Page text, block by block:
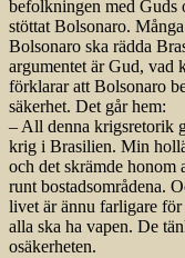
befolkningen med Guds
stöttat Bolsonaro.
Bolsonaro ska rädda
argumentet är Gud, vad
förklarar att Bolsonaro
säkerhet. Det går hem:
– All denna krigsretorik
krig i Brasilien. Min
och det skrämde honom
runt bostadsområdena.
livet är ännu farligare
alla ska ha vapen. De
osäkerheten.